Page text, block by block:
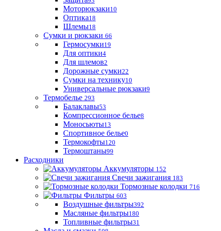
Моторюкзаки10
Оптика18
Шлемы18
Сумки и рюкзаки 66
Гермосумки19
Для оптики4
Для шлемов2
Дорожные сумки22
Сумки на технику10
Универсальные рюкзаки9
Термобелье 293
Балаклавы53
Компрессионное белье8
Моносьюты13
Спортивное белье0
Термокофты120
Термоштаны99
Расходники
Аккумуляторы 152
Свечи зажигания 183
Тормозные колодки 716
Фильтры 603
Воздушные фильтры392
Масляные фильтры180
Топливные фильтры31